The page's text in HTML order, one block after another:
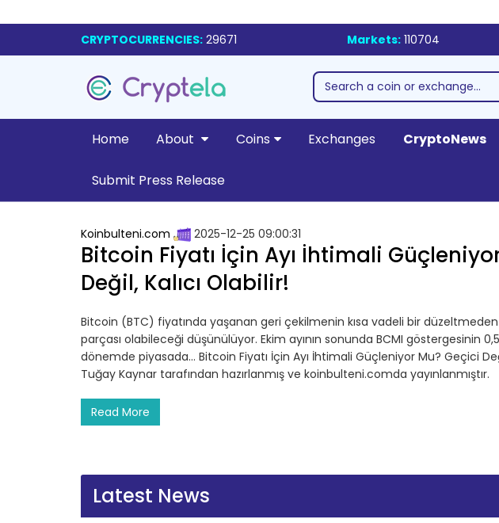
CRYPTOCURRENCIES: 29671 Markets:110704
Home About Coins Exchanges CryptoNews
Submit Press Release
Koinbulteni.com 2025-12-25 09:00:31
Bitcoin Fiyatı İçin Ayı İhtimali
Değil, Kalıcı Olabilir!
Bitcoin (BTC) fiyatında yaşanan geri çekilmenin kısa vadeli bir düzeltmeden
parçası olabileceği düşünülüyor. Ekim ayının sonunda BCMI göstergesinin
dönemde piyasada… Bitcoin Fiyatı İçin Ayı İhtimali Güçleniyor Mu? Geçici
Tuğay Kaynar tarafından hazırlanmış ve koinbulteni.comda yayınlanmıştır.
Read More
Latest News